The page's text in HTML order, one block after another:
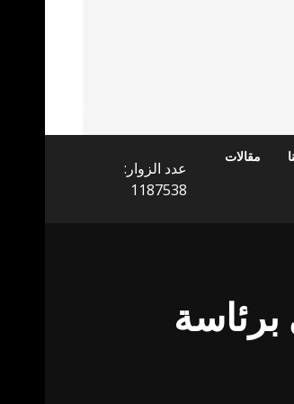
مقالات
عدد الزوار:
1187538
برئاسة